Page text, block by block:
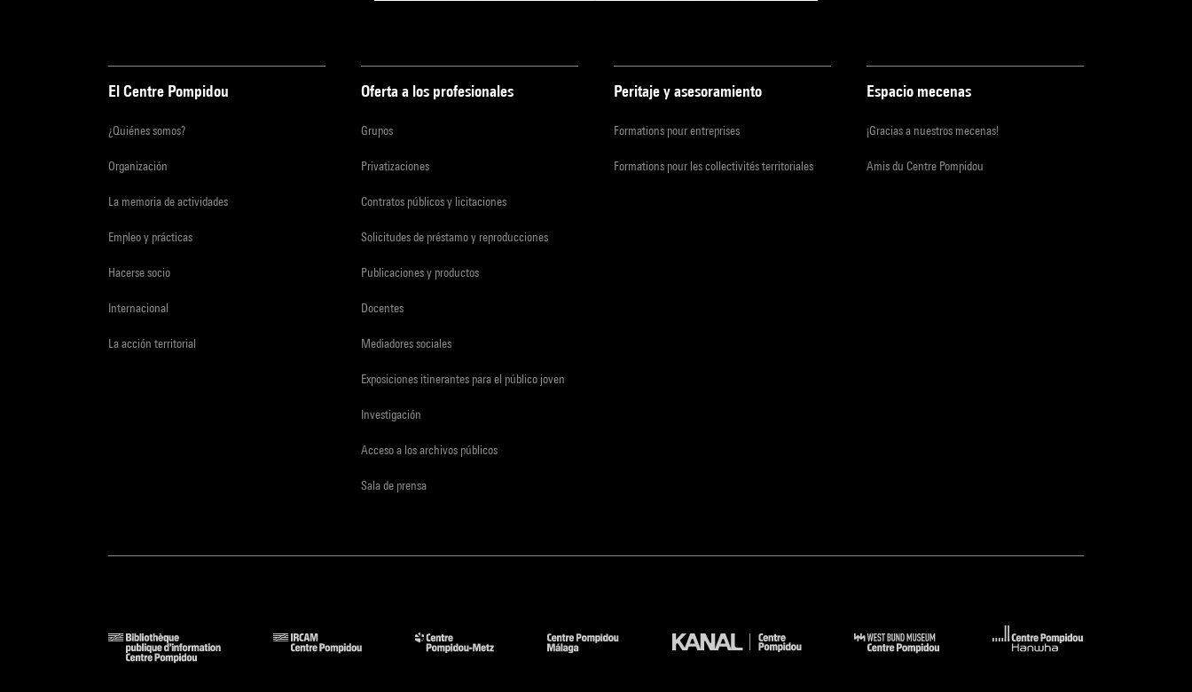
El Centre Pompidou
¿Quiénes somos?
Organización
La memoria de actividades
Empleo y prácticas
Hacerse socio
Internacional
La acción territorial
Oferta a los profesionales
Grupos
Privatizaciones
Contratos públicos y licitaciones
Solicitudes de préstamo y reproducciones
Publicaciones y productos
Docentes
Mediadores sociales
Exposiciones itinerantes para el público joven
Investigación
Acceso a los archivos públicos
Sala de prensa
Peritaje y asesoramiento
Formations pour entreprises
Formations pour les collectivités territoriales
Espacio mecenas
¡Gracias a nuestros mecenas!
Amis du Centre Pompidou